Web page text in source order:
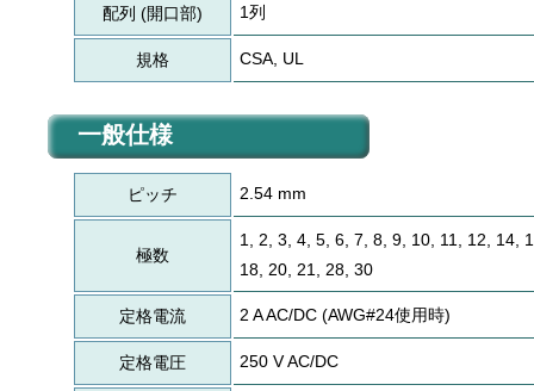
配列 (開口部) 1列
規格 CSA, UL
一般仕様
ピッチ 2.54 mm
極数
1, 2, 3, 4, 5, 6, 7, 8, 9, 10, 11, 12, 14,
18, 20, 21, 28, 30
定格電流 2 A AC/DC (AWG#24使用時)
定格電圧 250 V AC/DC